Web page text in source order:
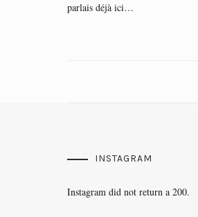
parlais déjà ici…
INSTAGRAM
Instagram did not return a 200.